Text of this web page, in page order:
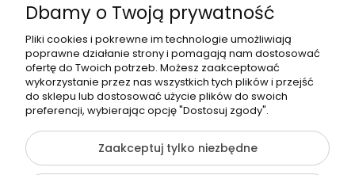
Telefon:
518358020
©2026 Wszelkie Prawa Zastrzeżone | Zrób Sobie Krem
Szablon Flex byEcommercy
Dbamy o Twoją prywatność
Pliki cookies i pokrewne im technologie umożliwiają
poprawne działanie strony i pomagają nam dostosować
ofertę do Twoich potrzeb. Możesz zaakceptować
wykorzystanie przez nas wszystkich tych plików i przejść
do sklepu lub dostosować użycie plików do swoich
preferencji, wybierając opcję "Dostosuj zgody".
Zaakceptuj tylko niezbędne